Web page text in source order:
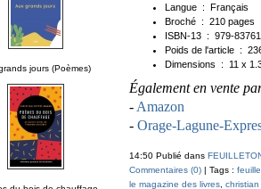
jours (Poèmes)
Langue ‏ : ‎ Français
Broché ‏ : ‎ 210 pages
ISBN-13 ‏ : ‎ 979-
Poids de l'article ‏ : ‎
Dimensions ‏ : ‎
11 x
Également en vente
- Amazon
- Orage-Lagune-
14:50 Publié dans
Commentaires (0)| Tags :
le magazine des livres,